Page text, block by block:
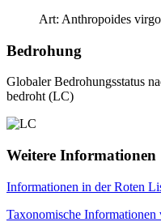
Art: Anthropoides virgo
Bedrohung
Globaler Bedrohungsstatus
bedroht (LC)
Weitere Informationen
Informationen in der Roten
Taxonomische Informationen